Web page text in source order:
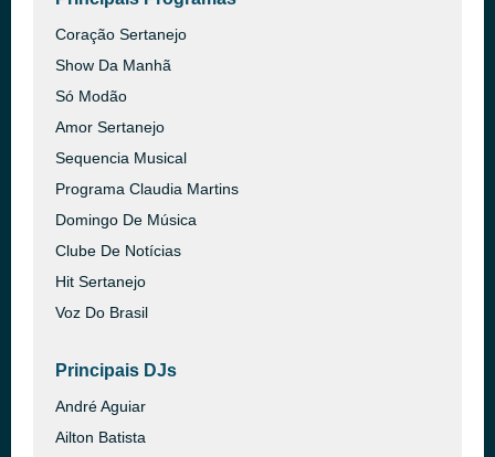
Coração Sertanejo
Show Da Manhã
Só Modão
Amor Sertanejo
Sequencia Musical
Programa Claudia Martins
Domingo De Música
Clube De Notícias
Hit Sertanejo
Voz Do Brasil
Principais DJs
André Aguiar
Ailton Batista